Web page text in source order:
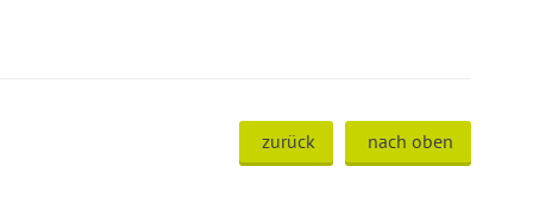
zurück nach oben